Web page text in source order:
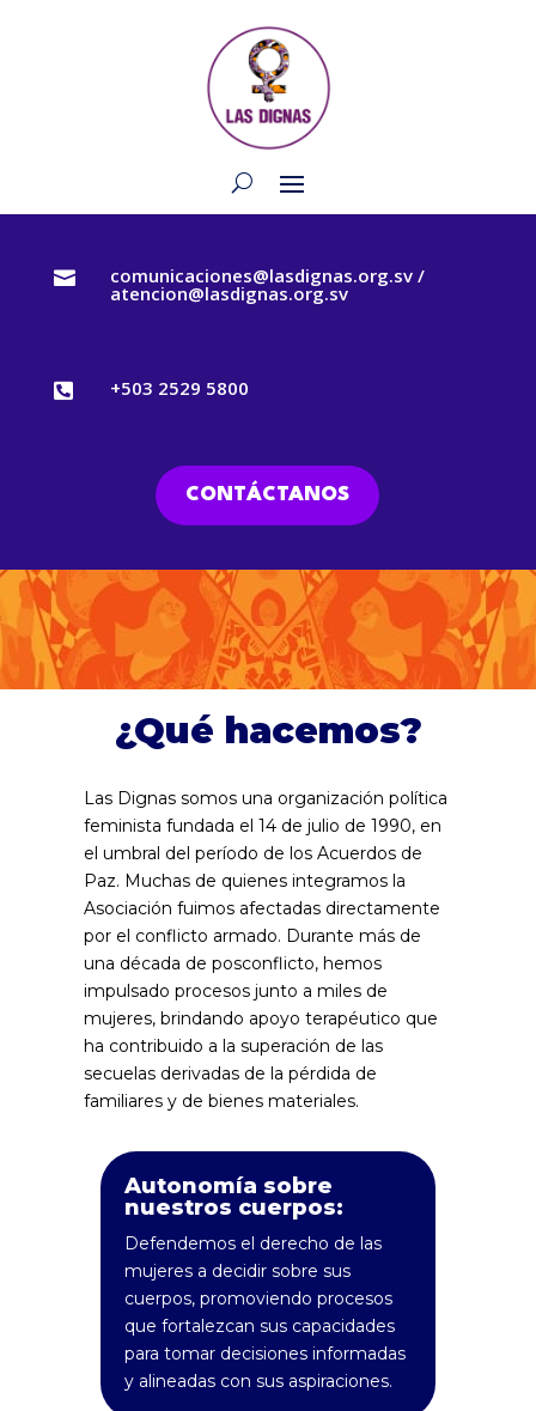
 comunicaciones@lasdignas.org.sv /
atencion@lasdignas.org.sv
 +503 2529 5800
CONTÁCTANOS
¿Qué hacemos?
Las Dignas somos una organización política
feminista fundada el 14 de julio de 1990, en
el umbral del período de los Acuerdos de
Paz. Muchas de quienes integramos la
Asociación fuimos afectadas directamente
por el conflicto armado. Durante más de
una década de posconflicto, hemos
impulsado procesos junto a miles de
mujeres, brindando apoyo terapéutico que
ha contribuido a la superación de las
secuelas derivadas de la pérdida de
familiares y de bienes materiales.
Autonomía sobre
nuestros cuerpos:
Defendemos el derecho de las
mujeres a decidir sobre sus
cuerpos, promoviendo procesos
que fortalezcan sus capacidades
para tomar decisiones informadas
y alineadas con sus aspiraciones.